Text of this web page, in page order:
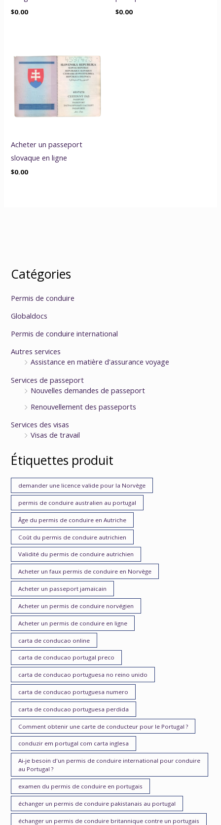
$0.00 $0.00
Acheter un passeport
slovaque en ligne
$0.00
Catégories
Permis de conduire
Globaldocs
Permis de conduire international
Autres services
Assistance en matière d'assurance voyage
Services de passeport
Nouvelles demandes de passeport
Renouvellement des passeports
Services des visas
Visas de travail
Étiquettes produit
demander une licence valide pour la Norvège
permis de conduire australien au portugal
Âge du permis de conduire en Autriche
Coût du permis de conduire autrichien
Validité du permis de conduire autrichien
Acheter un faux permis de conduire en Norvège
Acheter un passeport jamaïcain
Acheter un permis de conduire norvégien
Acheter un permis de conduire en ligne
carta de conducao online
carta de conducao portugal preco
carta de conducao portuguesa no reino unido
carta de conducao portuguesa numero
carta de conducao portuguesa perdida
Comment obtenir une carte de conducteur pour le Portugal ?
conduzir em portugal com carta inglesa
Ai-je besoin d'un permis de conduire international pour conduire
au Portugal ?
examen du permis de conduire en portugais
échanger un permis de conduire pakistanais au portugal
échanger un permis de conduire britannique contre un portugais